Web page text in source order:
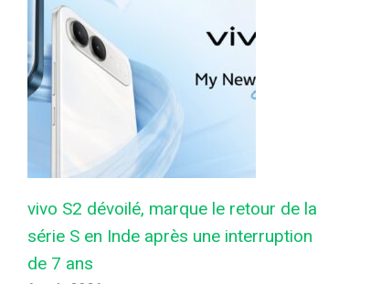
Le Xiaomi 15 Pro pourrait avoir le
rapport écran/corps le plus élevé
de tous les téléphones
Felix de Androidactu
vivo S2 dévoilé, marque le retour de la
série S en Inde après une interruption
de 7 ans